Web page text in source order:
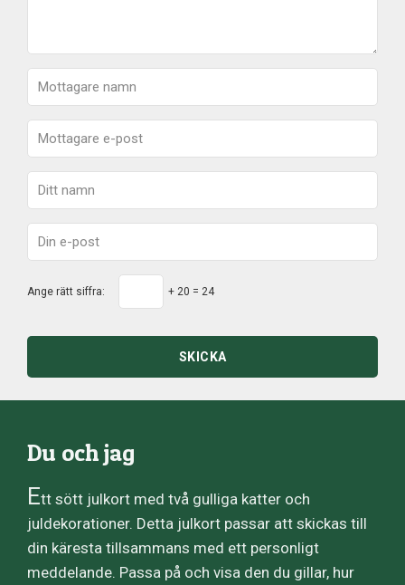
Ange rätt siffra: + 20 = 24
SKICKA
Du och jag
Ett sött julkort med två gulliga katter och
juldekorationer. Detta julkort passar att skickas till
din käresta tillsammans med ett personligt
meddelande. Passa på och visa den du gillar, hur